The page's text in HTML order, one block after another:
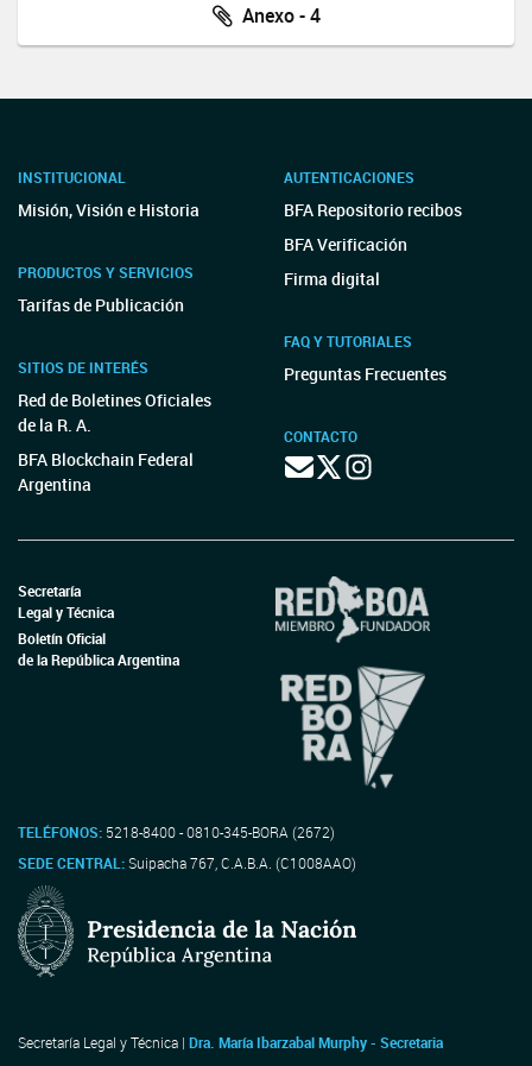
Anexo - 4
INSTITUCIONAL
Misión, Visión e Historia
PRODUCTOS Y SERVICIOS
Tarifas de Publicación
SITIOS DE INTERÉS
Red de Boletines Oficiales
de la R. A.
BFA Blockchain Federal
Argentina
AUTENTICACIONES
BFA Repositorio recibos
BFA Verificación
Firma digital
FAQ Y TUTORIALES
Preguntas Frecuentes
CONTACTO
Secretaría
Legal y Técnica
Boletín Oficial
de la República Argentina
TELÉFONOS: 5218-8400 - 0810-345-BORA (2672)
SEDE CENTRAL:Suipacha 767, C.A.B.A. (C1008AAO)
Secretaría Legal y Técnica | Dra. María Ibarzabal Murphy - Secretaria